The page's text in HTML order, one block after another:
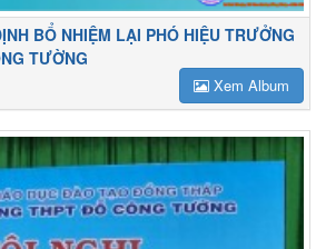
BỔ NHIỆM LẠI PHÓ HIỆU TRƯỞNG
TƯỜNG
Xem Album